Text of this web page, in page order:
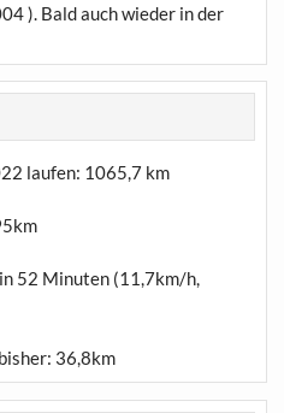
). Bald auch wieder in der
laufen: 1065,7 km
52 Minuten (11,7km/h,
36,8km